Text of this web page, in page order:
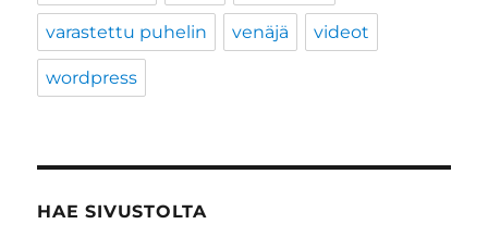
varastettu puhelin venäjä videot
wordpress
HAE SIVUSTOLTA